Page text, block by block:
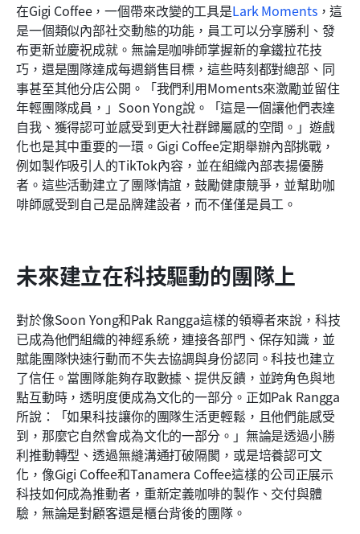
在Gigi Coffee，一個帶來改變的工具是Lark Moments，這
是一個類似內部社交動態的功能，員工可以分享勝利、發
布更新並慶祝成就。無論是咖啡師掌握新的拿鐵拉花技
巧，還是團隊達成每週銷售目標，這些時刻都對總部、同
事甚至其他分店公開。「我們利用Moments來激勵並留住
年輕團隊成員，」Soon Yong說。「這是一個讓他們表達
自我、獲得認可並感受到更大社群歸屬感的空間。」遊戲
化也是其中重要的一環。Gigi Coffee定期舉辦內部挑戰，
例如製作吸引人的TikTok內容，並在組織內部表揚優勝
者。這些活動建立了團隊情誼，鼓勵健康競爭，並幫助咖
啡師感受到自己是品牌建設者，而不僅僅是員工。
未來建立在科技驅動的團隊上
對於像Soon Yong和Pak Rangga這樣的領導者來說，科技
已成為他們組織的神經系統，連接各部門、保存知識，並
賦能團隊快速行動而不失去協調與身份認同。科技也建立
了信任。當團隊能夠存取數據、提供反饋，並跨角色與地
點互動時，透明度便成為文化的一部分。正如Pak Rangga
所說：「如果科技讓你的團隊生活更輕鬆，且他們能感受
到，那麼它自然會成為文化的一部分。」無論是透過小勝
利推動轉型、透過無縫溝通打破隔閡，或是培養認可文
化，像Gigi Coffee和Tanamera Coffee這樣的公司正展示
科技如何成為推動者，重新定義咖啡的製作、交付與體
驗，無論是對顧客還是櫃台背後的團隊。